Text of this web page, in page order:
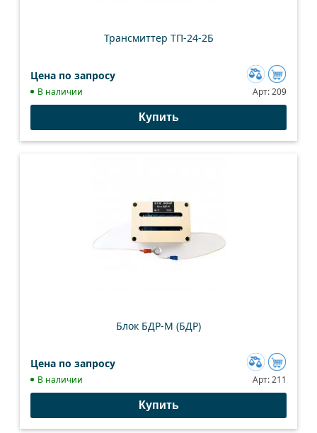
Трансмиттер ТП-24-2Б
Цена по запросу
Добавить
к
В наличии Арт:209
Купить
Блок БДР-М (БДР)
Цена по запросу
Добавить
к
В наличии Арт:211
Купить